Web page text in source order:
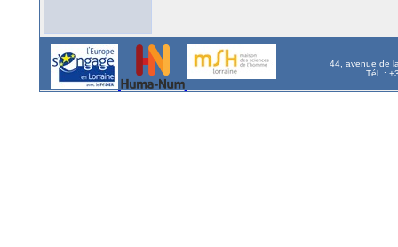
44, avenue de
Tél. :